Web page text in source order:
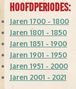
HOOFDPERIODES:
Jaren 1700 - 1800
Jaren 1801 - 1850
Jaren 1851 - 1900
Jaren 1901 - 1950
Jaren 1951 - 2000
Jaren 2001 - 2021